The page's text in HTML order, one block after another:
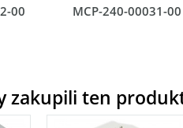
00 MCP-240-00031-00
zakupili ten